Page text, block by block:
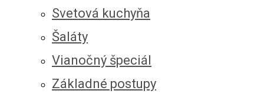
Svetová kuchyňa
Šaláty
Vianočný špeciál
Základné postupy